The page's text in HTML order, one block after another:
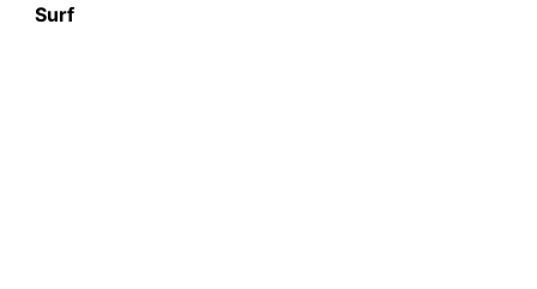
Surf